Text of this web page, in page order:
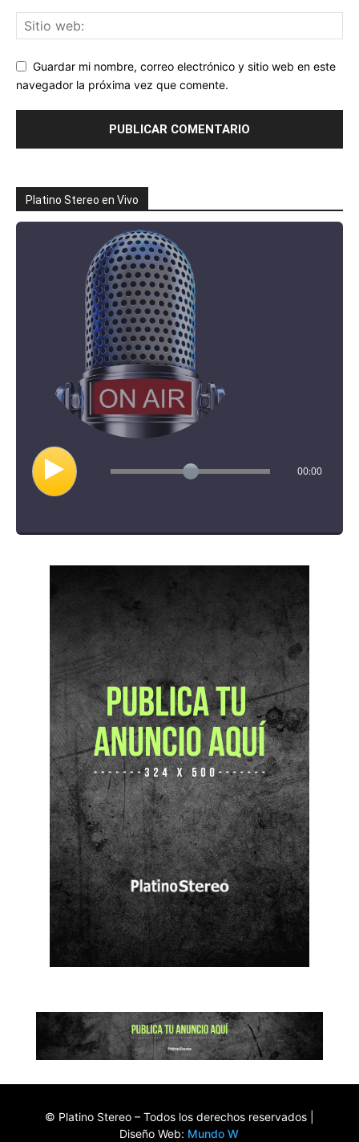
Guardar mi nombre, correo electrónico y sitio web en este
navegador la próxima vez que comente.
Platino Stereo en Vivo
00:00
© Platino Stereo – Todos los derechos reservados |
Diseño Web: Mundo W